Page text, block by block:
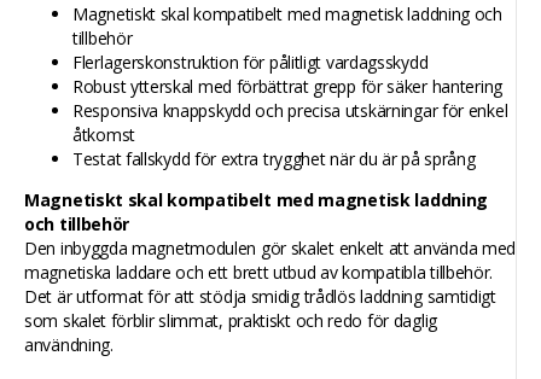
Magnetiskt skal kompatibelt med magnetisk laddning och
tillbehör
Flerlagerskonstruktion för pålitligt vardagsskydd
Robust ytterskal med förbättrat grepp för säker hantering
Responsiva knappskydd och precisa utskärningar för enkel
åtkomst
Testat fallskydd för extra trygghet när du är på språng
Magnetiskt skal kompatibelt med magnetisk laddning
och tillbehör
Den inbyggda magnetmodulen gör skalet enkelt att använda med
magnetiska laddare och ett brett utbud av kompatibla tillbehör.
Det är utformat för att stödja smidig trådlös laddning samtidigt
som skalet förblir slimmat, praktiskt och redo för daglig
användning.